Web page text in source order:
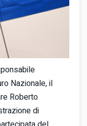
Nazionale, il
Roberto
di